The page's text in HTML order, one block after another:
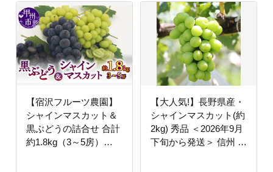
【宿沢フルーツ農園】
シャインマスカット＆
黒ぶどうの詰合せ 合計
約1.8kg（3～5房）
【大人気!】長野県産・
シャインマスカット(約
2kg) 秀品 ＜2026年9月
下旬から発送＞ 信州 南